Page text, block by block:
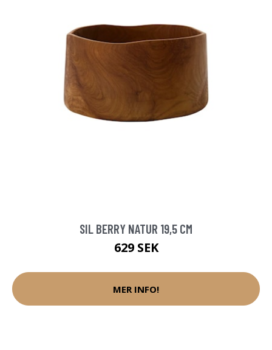
SIL BERRY NATUR 19,5 CM
629 SEK
MER INFO!